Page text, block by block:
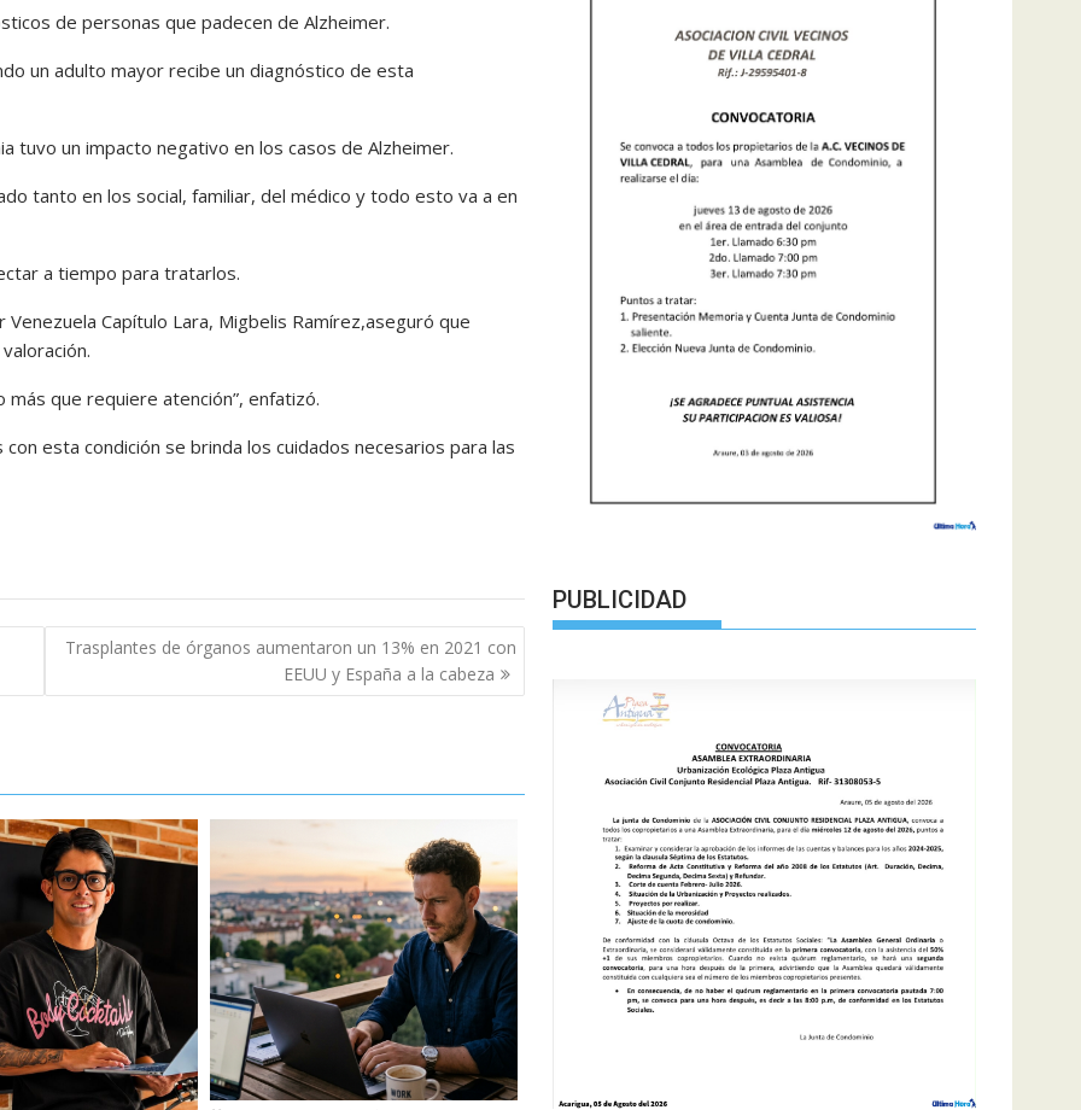
de personas que padecen de Alzheimer.
un adulto mayor recibe un diagnóstico de esta
tuvo un impacto negativo en los casos de Alzheimer.
tanto en los social, familiar, del médico y todo esto va a en
a tiempo para tratarlos.
Capítulo Lara, Migbelis Ramírez,aseguró que
que requiere atención”, enfatizó.
esta condición se brinda los cuidados necesarios para las
Trasplantes de órganos aumentaron un 13% en 2021 con
EEUU y España a la cabeza
PUBLICIDAD